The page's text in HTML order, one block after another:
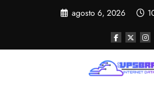
agosto 6, 2026